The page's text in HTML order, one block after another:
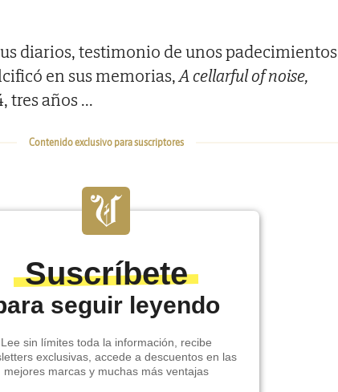
diarios, testimonio de unos padecimientos
en sus memorias,A cellarful of noise,
tres años...
Contenido exclusivo para suscriptores
Suscríbete
seguir leyendo
Lee sin límites toda la información, recibe
exclusivas, accede a descuentos en las
mejores marcas y muchas más ventajas